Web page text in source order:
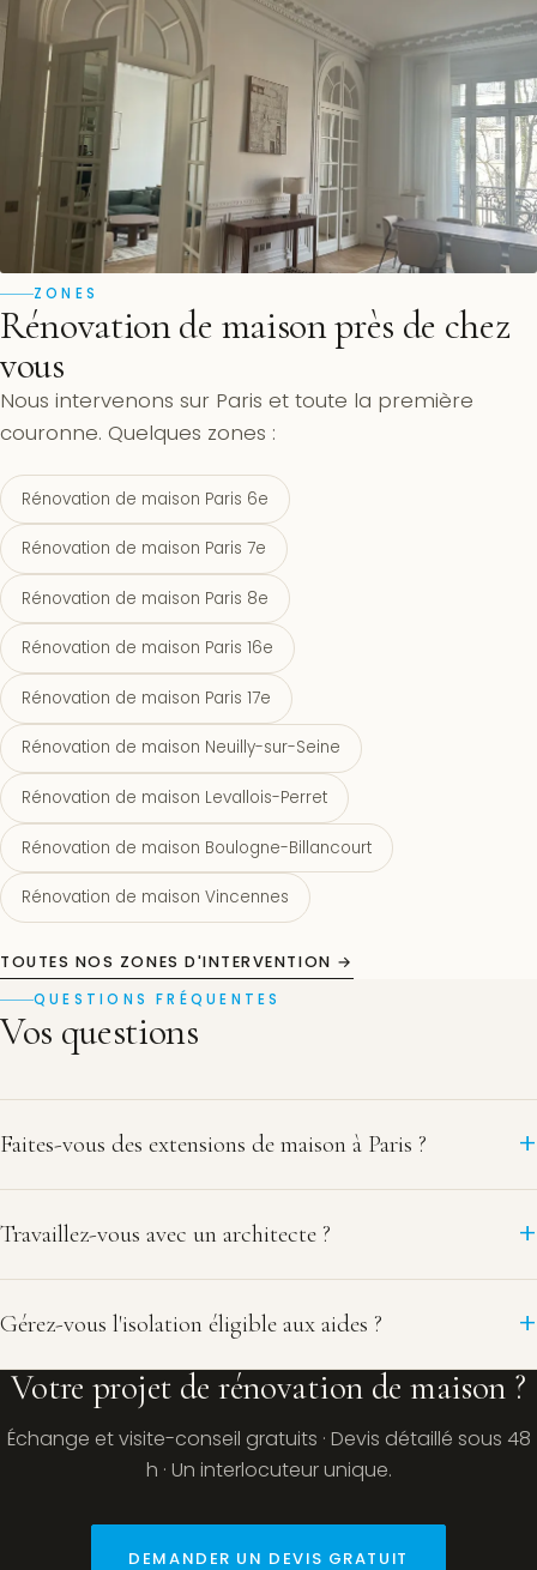
ZONES
Rénovation de maison près de chez
vous
Nous intervenons sur Paris et toute la première
couronne. Quelques zones :
Rénovation de maison Paris 6e
Rénovation de maison Paris 7e
Rénovation de maison Paris 8e
Rénovation de maison Paris 16e
Rénovation de maison Paris 17e
Rénovation de maison Neuilly-sur-Seine
Rénovation de maison Levallois-Perret
Rénovation de maison Boulogne-Billancourt
Rénovation de maison Vincennes
TOUTES NOS ZONES D'INTERVENTION →
QUESTIONS FRÉQUENTES
Vos questions
Faites-vous des extensions de maison à Paris ?
Travaillez-vous avec un architecte ?
Gérez-vous l'isolation éligible aux aides ?
Votre projet de rénovation de maison ?
Échange et visite-conseil gratuits · Devis détaillé sous 48
h · Un interlocuteur unique.
DEMANDER UN DEVIS GRATUIT